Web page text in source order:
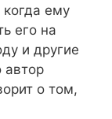
когда ему
его на
и другие
автор
о том,